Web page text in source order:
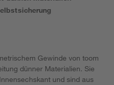
Gewinde von toom
dünner Materialien. Sie
und sind aus